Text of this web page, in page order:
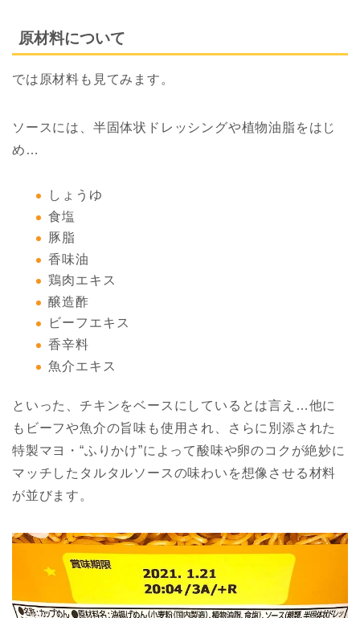
原材料について
では原材料も見てみます。
ソースには、半固体状ドレッシングや植物油脂をはじ
め…
しょうゆ
食塩
豚脂
香味油
鶏肉エキス
醸造酢
ビーフエキス
香辛料
魚介エキス
といった、チキンをベースにしているとは言え…他に
もビーフや魚介の旨味も使用され、さらに別添された
特製マヨ・“ふりかけ”によって酸味や卵のコクが絶妙に
マッチしたタルタルソースの味わいを想像させる材料
が並びます。